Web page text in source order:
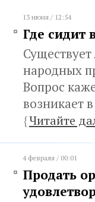
13 июня / 12:54
Где сидит
народных
Вопрос
возникает
{Читайте
4 февраля / 00:01
Продать